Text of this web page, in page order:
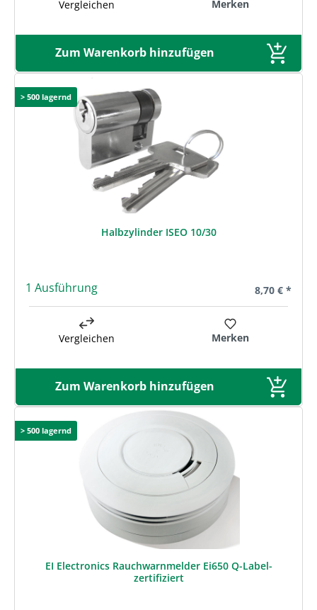
Vergleichen Merken
Zum Warenkorb hinzufügen
> 500 lagernd
Halbzylinder ISEO 10/30
1 Ausführung Regulärer
8,70 € *
Vergleichen Merken
Zum Warenkorb hinzufügen
> 500 lagernd
EI Electronics Rauchwarnmelder Ei650 Q-Label-
zertifiziert